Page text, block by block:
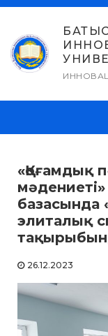
Skip
content
БАТЫС
«Қоғамдық
базасында
элиталық
26.12.2023